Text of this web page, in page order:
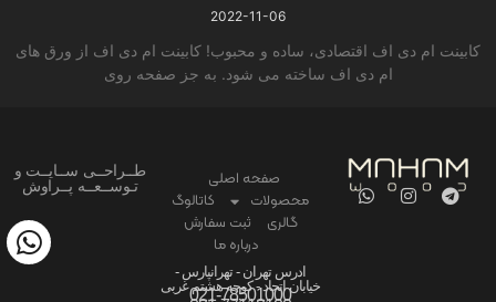
2022-11-06
کابینت ام دی اف اقتصادی، ساده و محبوب! کابینت ام دی اف از ورق های
ام دی اف ساخته می شود. به جز صفحه روی
صفحه اصلی
محصولات
کاتالوگ
گالری
ثبت سفارش
درباره ما
ادرس تهران - تهرانپارس -
خیابان اتحاد - کوچه هشتم غربی
021-78501000
طــراحــی ســایــت و
تـوســعــه پــراوش